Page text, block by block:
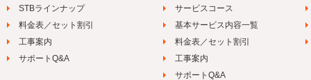
STBラインナップ
料金表／セット割引
工事案内
サポートQ&A
サービスコース
基本サービス内容一覧
料金表／セット割引
工事案内
サポートQ&A